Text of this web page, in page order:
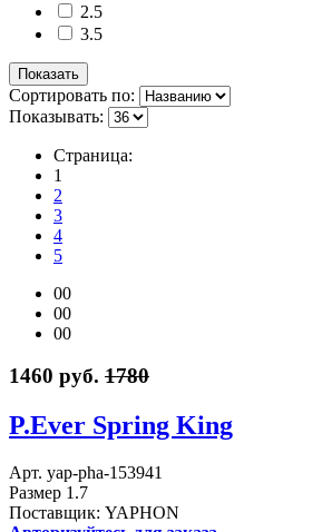
2.5
3.5
Сортировать по:
Показывать:
Страница:
1
2
3
4
5
00
00
00
1460 руб. 1780
P.Ever Spring King
Арт. yap-pha-153941
Размер 1.7
Поставщик: YAPHON